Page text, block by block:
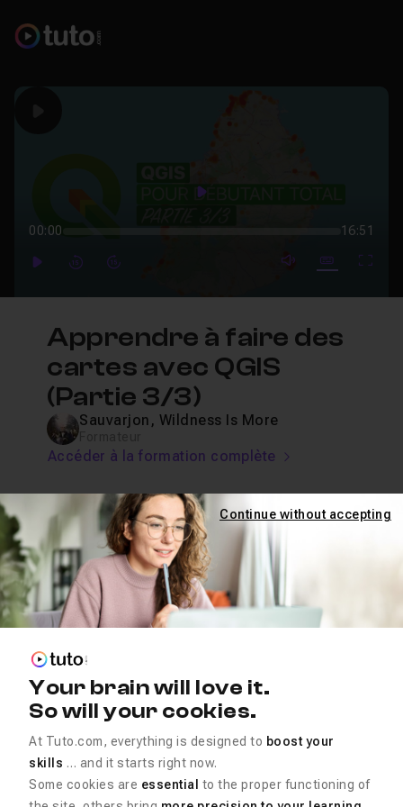
Play
00:00 16:51
PlayForwardForward mute video
Subtitles
Apprendre à faire des
cartes avec QGIS
(Partie 3/3)
Sauvarjon, Wildness Is More
Accéder à la formation complète